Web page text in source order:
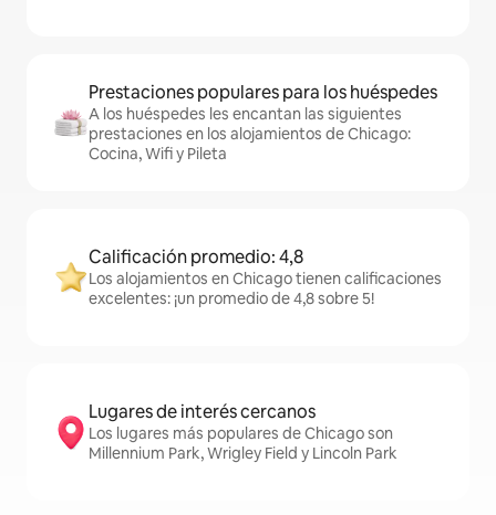
Prestaciones populares para los huéspedes
A los huéspedes les encantan las siguientes
prestaciones en los alojamientos de Chicago:
Cocina, Wifi y Pileta
Calificación promedio: 4,8
Los alojamientos en Chicago tienen calificaciones
excelentes: ¡un promedio de 4,8 sobre 5!
Lugares de interés cercanos
Los lugares más populares de Chicago son
Millennium Park, Wrigley Field y Lincoln Park